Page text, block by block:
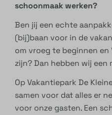
schoonmaak werken?
Ben jij een echte
(bij)baan voor in de
om vroeg te beginnen en
zijn? Dan hebben wij een
Op Vakantiepark De
samen voor dat alles er
voor onze gasten. Een